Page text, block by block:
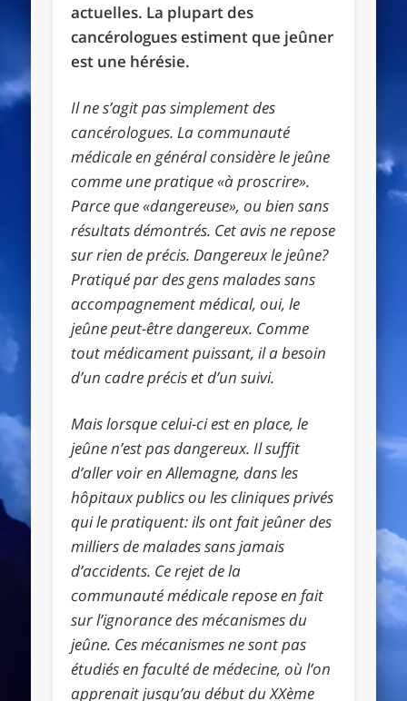
actuelles. La plupart des
cancérologues estiment que jeûner
est une hérésie.
Il ne s’agit pas simplement des
cancérologues. La communauté
médicale en général considère le jeûne
comme une pratique «à proscrire».
Parce que «dangereuse», ou bien sans
résultats démontrés. Cet avis ne repose
sur rien de précis. Dangereux le jeûne?
Pratiqué par des gens malades sans
accompagnement médical, oui, le
jeûne peut-être dangereux. Comme
tout médicament puissant, il a besoin
d’un cadre précis et d’un suivi.
Mais lorsque celui-ci est en place, le
jeûne n’est pas dangereux. Il suffit
d’aller voir en Allemagne, dans les
hôpitaux publics ou les cliniques privés
qui le pratiquent: ils ont fait jeûner des
milliers de malades sans jamais
d’accidents. Ce rejet de la
communauté médicale repose en fait
sur l’ignorance des mécanismes du
jeûne. Ces mécanismes ne sont pas
étudiés en faculté de médecine, où l’on
apprenait jusqu’au début du XXème